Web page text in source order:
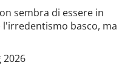
sembra di essere in
basco, ma
2026